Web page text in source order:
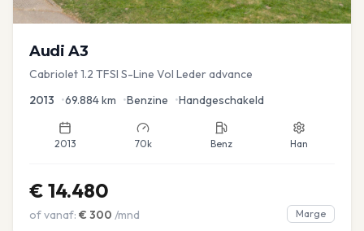
Audi A3
Cabriolet 1.2 TFSI S-Line Vol Leder advance
2013 •69.884km •Benzine •Handgeschakeld
2013 70k Benz Han
€ 14.480
of vanaf: € 300 /mnd Marge